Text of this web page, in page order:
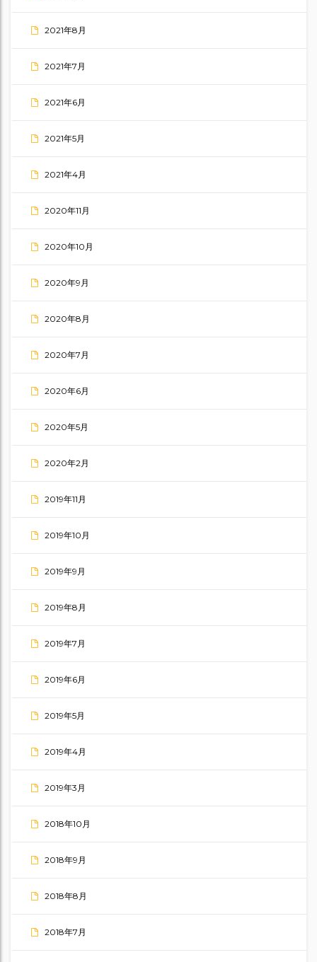
2021年8月
2021年7月
2021年6月
2021年5月
2021年4月
2020年11月
2020年10月
2020年9月
2020年8月
2020年7月
2020年6月
2020年5月
2020年2月
2019年11月
2019年10月
2019年9月
2019年8月
2019年7月
2019年6月
2019年5月
2019年4月
2019年3月
2018年10月
2018年9月
2018年8月
2018年7月